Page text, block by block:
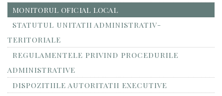
MONITORUL OFICIAL LOCAL
STATUTUL UNITATII ADMINISTRATIV-
TERITORIALE
REGULAMENTELE PRIVIND PROCEDURILE
ADMINISTRATIVE
DISPOZITIILE AUTORITATII EXECUTIVE